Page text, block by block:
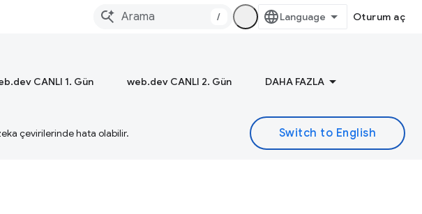
/ Oturum aç
CANLI 1. Gün web.dev CANLI 2. Gün DAHA FAZLA
çevirilerinde hata olabilir.